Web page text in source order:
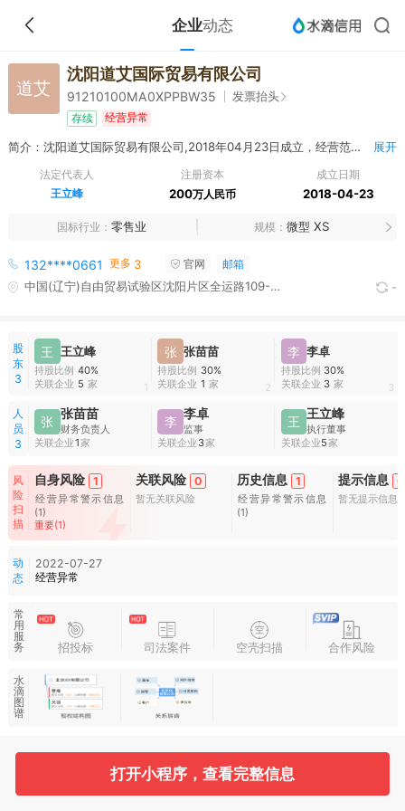
企业动态
道艾
沈阳道艾国际贸易有限公司
91210100MA0XPPBW35 发票抬头
存续 经营异常
简介：沈阳道艾国际贸易有限公司,2018年04月23日成立，经营范围包括食品、预包装食品、保健食品、皮革制品、酒、饮料、化妆品、日用百货、家具、箱包、玩具、服饰、鞋帽、五金交电、建筑材料、钢材、木材、玻璃制品、金属制品、塑料制品、有色金属、电气设备、陶瓷制品、装潢材料、电子产品、计算机软硬件及外辅设备、印刷制品、文化用品、针纺织品、工艺品（不含象牙及其制品）、化工原料及产品（不含危险化学品）、橡胶制品、包装材料、机电设备及配件、初级农产品、体育用品、仪器仪表、电线电缆销售及网上销售，软件开发，文化艺术交流活动策划，商务信息咨询，旅游信息咨询，房产经纪与代理，货物运输代理，日用品、食品、化妆品加工，设计、制作、发布、代理国内外各类广告，企业管理，投资信息咨询，企业管理咨询，健康信息咨询，会议及展览展示服务，自营和代理各类商品和技术的进出口，但国家限定公司经营或禁止进出口的商品和技术除外。 展开
法定代表人
王立峰
注册资本
200万人民币
成立日期
2018-04-23
国标行业 零售业 规模 微型 XS
132****0661 更多 3 官网 邮箱
中国(辽宁)自由贸易试验区沈阳片区全运路109-1号(109-1号)2层247-14533室 -
股
东
3
王 王立峰
持股比例 40%
关联企业 5 家 1
张 张苗苗
持股比例 30%
关联企业 1 家 2
李 李卓
持股比例 30%
关联企业 3 家 3
人
员
3
张 张苗苗
财务负责人
关联企业1家
李 李卓
监事
关联企业 3家
王 王立峰
执行董事
关联企业5家
风
险
扫
描
自身风险 1
经营异常警示信息
(1)
重要(1)
关联风险 0
暂无关联风险
历史信息 1
经营异常警示信息
(1)
提示信息 0
暂无提示信息
动
态
2022-07-27
经营异常
常
用
服
务
招投标 司法案件 空壳扫描 合作风险
水
滴
图
谱
打开小程序，查看完整信息